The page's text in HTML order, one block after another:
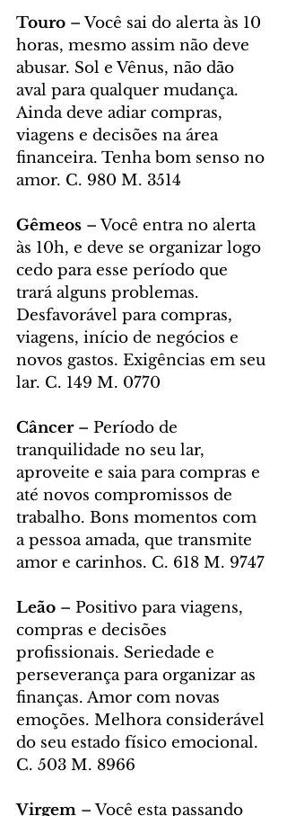
Touro – Você sai do alerta às 10
horas, mesmo assim não deve
abusar. Sol e Vênus, não dão
aval para qualquer mudança.
Ainda deve adiar compras,
viagens e decisões na área
financeira. Tenha bom senso no
amor. C. 980 M. 3514
Gêmeos – Você entra no alerta
às 10h, e deve se organizar logo
cedo para esse período que
trará alguns problemas.
Desfavorável para compras,
viagens, início de negócios e
novos gastos. Exigências em seu
lar. C. 149 M. 0770
Câncer – Período de
tranquilidade no seu lar,
aproveite e saia para compras e
até novos compromissos de
trabalho. Bons momentos com
a pessoa amada, que transmite
amor e carinhos. C. 618 M. 9747
Leão – Positivo para viagens,
compras e decisões
profissionais. Seriedade e
perseverança para organizar as
finanças. Amor com novas
emoções. Melhora considerável
do seu estado físico emocional.
C. 503 M. 8966
Virgem – Você esta passando